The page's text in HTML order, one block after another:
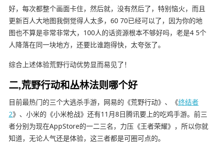
好，每次都整个画面卡住，然后就，没有然后了，特别恼火，而且
更新百人大地图我倒觉得人太多，60 70已经可以了，因为你的地
图也不算是非常非常大，100人的话资源根本不够好吗，老是4 5个
人降落在同一块地方，还要比谁跑得快，太夸张了。
综合上述体验荒野行动优势显而易见了！
二,荒野行动和丛林法则哪个好
目前最热门的三个大逃杀手游，网易的《荒野行动》、《终结者
2》、小米的《小米枪战》还有11月8日腾讯要上的吃鸡手游。前三
者分别为现在AppStore的一二三名，力压《王者荣耀》，所以你就
知道，无论人气还是体验，这三者都是可圈可点的。